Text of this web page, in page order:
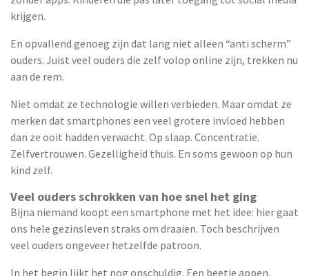
krijgen.
En opvallend genoeg zijn dat lang niet alleen “anti scherm”
ouders. Juist veel ouders die zelf volop online zijn, trekken nu
aan de rem.
Niet omdat ze technologie willen verbieden. Maar omdat ze
merken dat smartphones een veel grotere invloed hebben
dan ze ooit hadden verwacht. Op slaap. Concentratie.
Zelfvertrouwen. Gezelligheid thuis. En soms gewoon op hun
kind zelf.
Veel ouders schrokken van hoe snel het ging
Bijna niemand koopt een smartphone met het idee: hier gaat
ons hele gezinsleven straks om draaien. Toch beschrijven
veel ouders ongeveer hetzelfde patroon.
In het begin lijkt het nog onschuldig. Een beetje appen.